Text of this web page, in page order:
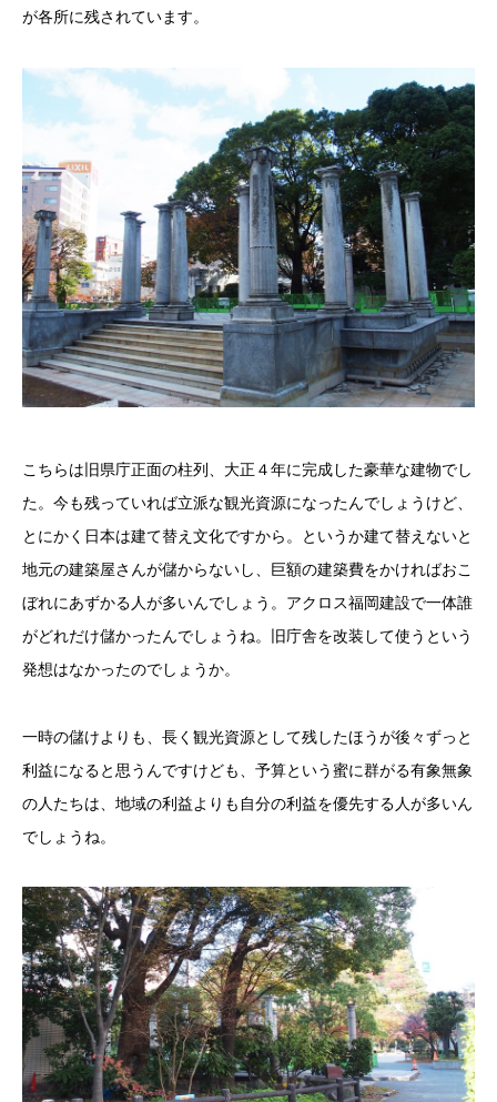
が各所に残されています。
こちらは旧県庁正面の柱列、大正４年に完成した豪華な建物でし
た。今も残っていれば立派な観光資源になったんでしょうけど、
とにかく日本は建て替え文化ですから。というか建て替えないと
地元の建築屋さんが儲からないし、巨額の建築費をかければおこ
ぼれにあずかる人が多いんでしょう。アクロス福岡建設で一体誰
がどれだけ儲かったんでしょうね。旧庁舎を改装して使うという
発想はなかったのでしょうか。
一時の儲けよりも、長く観光資源として残したほうが後々ずっと
利益になると思うんですけども、予算という蜜に群がる有象無象
の人たちは、地域の利益よりも自分の利益を優先する人が多いん
でしょうね。